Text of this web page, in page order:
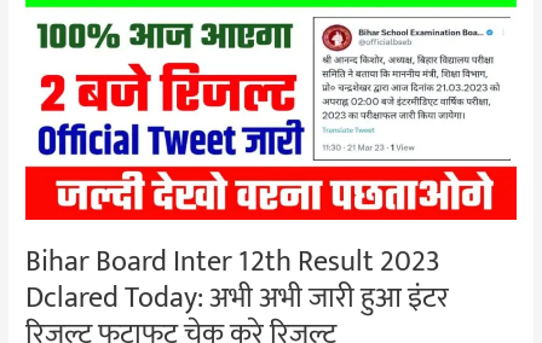
Bihar Board Inter 12th Result 2023
Dclared Today: अभी अभी जारी हुआ इंटर
Inter
12th
Result
2023
Dclared
Today:
अभी
जारी
हुआ
इंटर